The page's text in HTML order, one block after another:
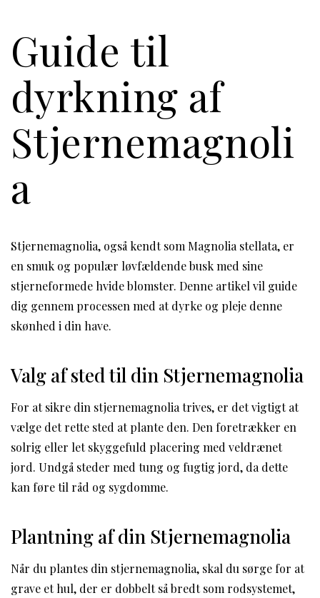
Guide til
dyrkning af
Stjernemagnoli
a
Stjernemagnolia, også kendt som Magnolia stellata, er
en smuk og populær løvfældende busk med sine
stjerneformede hvide blomster. Denne artikel vil guide
dig gennem processen med at dyrke og pleje denne
skønhed i din have.
Valg af sted til din Stjernemagnolia
For at sikre din stjernemagnolia trives, er det vigtigt at
vælge det rette sted at plante den. Den foretrækker en
solrig eller let skyggefuld placering med veldrænet
jord. Undgå steder med tung og fugtig jord, da dette
kan føre til råd og sygdomme.
Plantning af din Stjernemagnolia
Når du plantes din stjernemagnolia, skal du sørge for at
grave et hul, der er dobbelt så bredt som rodsystemet,